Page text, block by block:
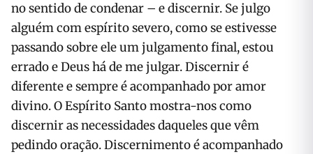
no sentido de condenar – e discernir. Se julgo
alguém com espírito severo, como se estivesse
passando sobre ele um julgamento final, estou
errado e Deus há de me julgar. Discernir é
diferente e sempre é acompanhado por amor
divino. O Espírito Santo mostra-nos como
discernir as necessidades daqueles que vêm
pedindo oração. Discernimento é acompanhado